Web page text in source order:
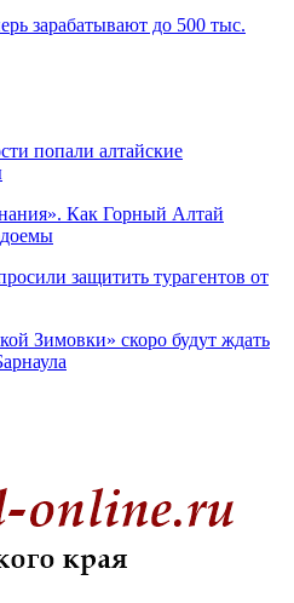
зарабатывают до 500 тыс.
попали алтайские
Как Горный Алтай
защитить турагентов от
Зимовки» скоро будут ждать